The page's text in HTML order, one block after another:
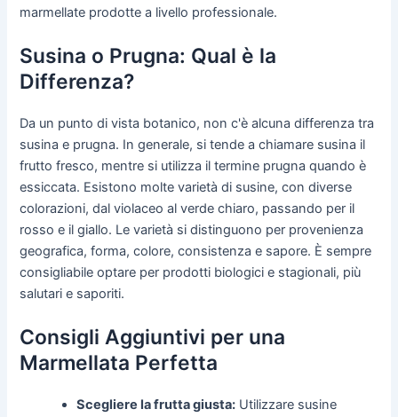
marmellate prodotte a livello professionale.
Susina o Prugna: Qual è la
Differenza?
Da un punto di vista botanico, non c'è alcuna differenza tra
susina e prugna. In generale, si tende a chiamare susina il
frutto fresco, mentre si utilizza il termine prugna quando è
essiccata. Esistono molte varietà di susine, con diverse
colorazioni, dal violaceo al verde chiaro, passando per il
rosso e il giallo. Le varietà si distinguono per provenienza
geografica, forma, colore, consistenza e sapore. È sempre
consigliabile optare per prodotti biologici e stagionali, più
salutari e saporiti.
Consigli Aggiuntivi per una
Marmellata Perfetta
Scegliere la frutta giusta: Utilizzare susine